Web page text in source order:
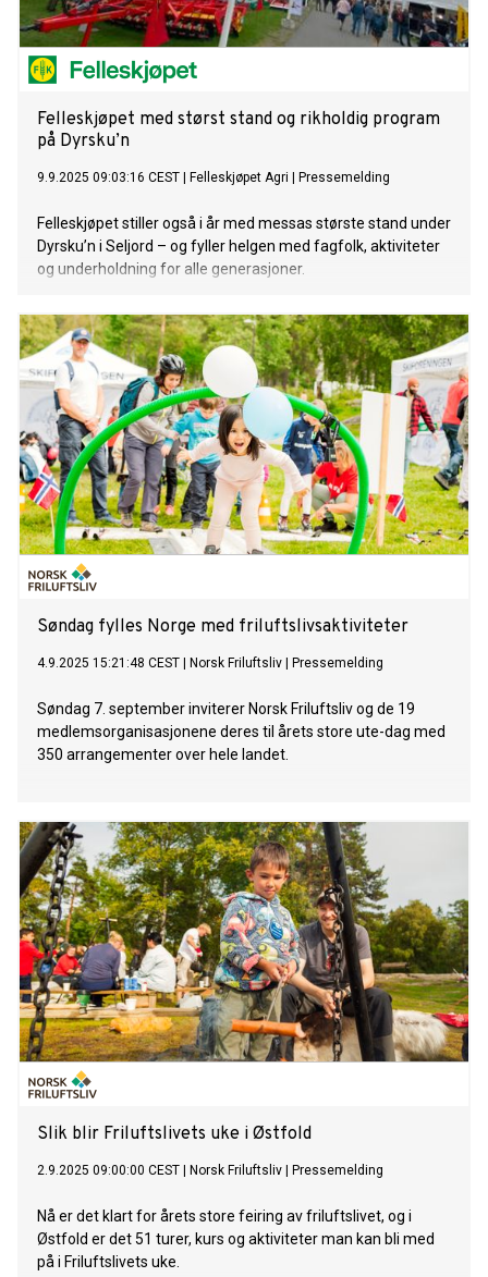
Felleskjøpet med størst stand og rikholdig program
på Dyrsku’n
9.9.2025 09:03:16 CEST Felleskjøpet Agri Pressemelding
Felleskjøpet stiller også i år med messas største stand under
Dyrsku’n i Seljord – og fyller helgen med fagfolk, aktiviteter
og underholdning for alle generasjoner.
Søndag fylles Norge med friluftslivsaktiviteter
4.9.2025 15:21:48 CEST Norsk Friluftsliv Pressemelding
Søndag 7. september inviterer Norsk Friluftsliv og de 19
medlemsorganisasjonene deres til årets store ute-dag med
350 arrangementer over hele landet.
Slik blir Friluftslivets uke i Østfold
2.9.2025 09:00:00 CEST Norsk Friluftsliv Pressemelding
Nå er det klart for årets store feiring av friluftslivet, og i
Østfold er det 51 turer, kurs og aktiviteter man kan bli med
på i Friluftslivets uke.